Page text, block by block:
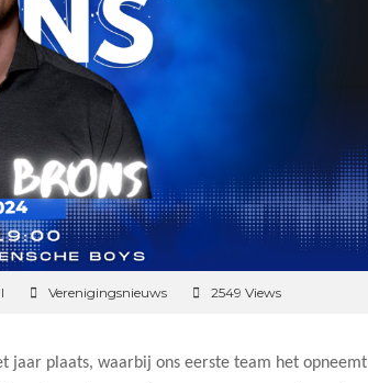
Verenigingsnieuws 2549 Views
jaar plaats, waarbij ons eerste team het opneemt